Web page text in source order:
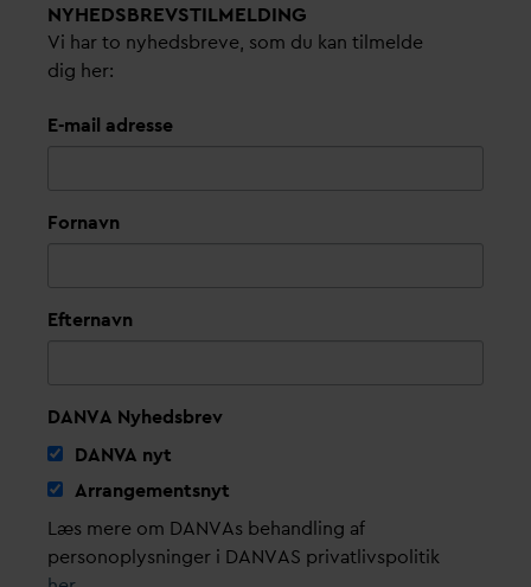
NYHEDSBREVS­TILMELDING
Vi har to nyhedsbreve, som du kan tilmelde
dig her:
E-mail adresse
Fornavn
Efternavn
DANVA Nyhedsbrev
DANVA nyt
Arrangementsnyt
Læs mere om DANVAs behandling af
personoplysninger i DANVAS privatlivspolitik